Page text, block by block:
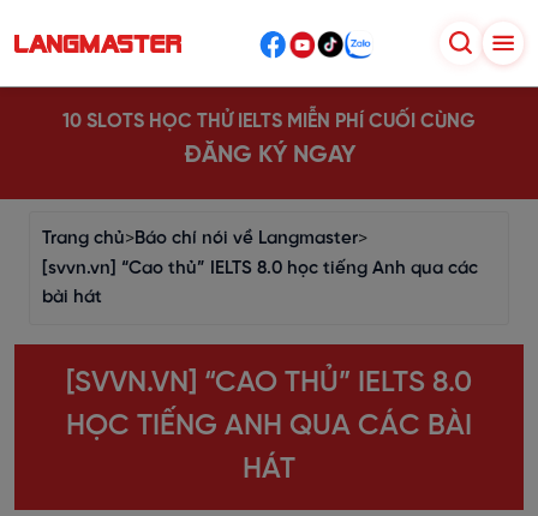
10 SLOTS HỌC THỬ IELTS MIỄN PHÍ CUỐI CÙNG
ĐĂNG KÝ NGAY
Trang chủ>Báo chí nói về Langmaster>
[svvn.vn] “Cao thủ” IELTS 8.0 học tiếng Anh qua các
bài hát
[SVVN.VN] “CAO THỦ” IELTS 8.0
HỌC TIẾNG ANH QUA CÁC BÀI
HÁT